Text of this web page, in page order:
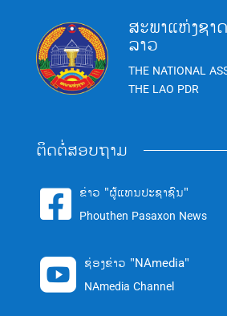
ສະພາແຫ່ງຊ
ລາວ
THE NATIONAL
THE LAO PDR
ຕິດຕໍ່ສອບຖາມ
 ຂ່າວ "ຜູ້ແທນປະຊາຊົນ"
Phouthen Pasaxon News
 ຊ່ອງຂ່າວ "NAmedia"
NAmedia Channel